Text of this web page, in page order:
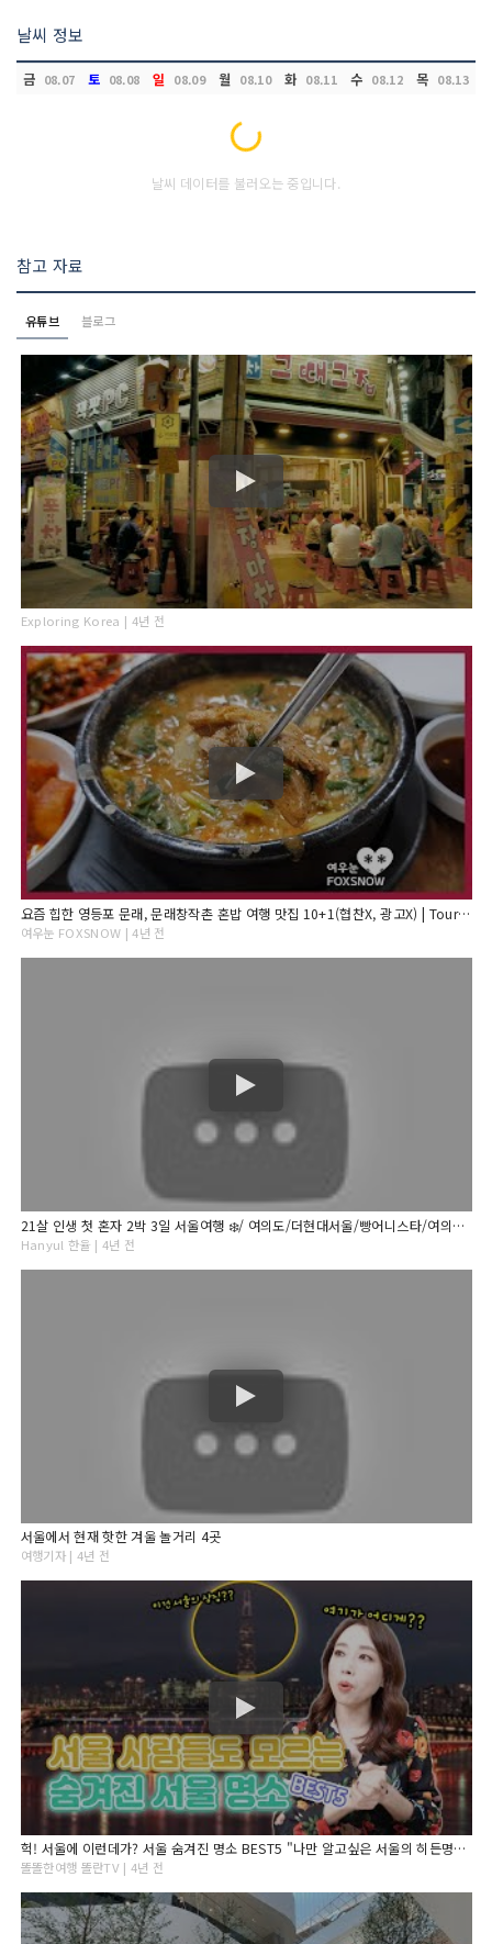
날씨 정보
금 08.07 토 08.08 일 08.09 월 08.10 화 08.11 수 08.12 목 08.13
Loading...
날씨 데이터를 불러오는 중입니다.
참고 자료
유튜브 블로그
Exploring Korea | 4년 전
요즘 힙한 영등포 문래, 문래창작촌 혼밥 여행 맛집 10+1(협찬X, 광고X) | Tour Yummy Spots 10+1 in Yeongdeungpo Mullae, Seoul
여우눈 FOXSNOW | 4년 전
21살 인생 첫 혼자 2박 3일 서울여행 ❄️/ 여의도/더현대서울/빵어니스타/여의도한강공원/종로/월하여관/이태원/플랜트/키에리/하루필름
Hanyul 한율 | 4년 전
서울에서 현재 핫한 겨울 놀거리 4곳
여행기자 | 4년 전
헉! 서울에 이런데가? 서울 숨겨진 명소 BEST5 "나만 알고싶은 서울의 히든명소 5군데"
똘똘한여행 똘란TV | 4년 전